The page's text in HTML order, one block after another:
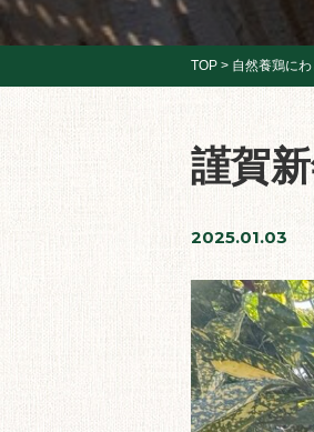
TOP > 自然養鶏に
謹賀
2025.01.03